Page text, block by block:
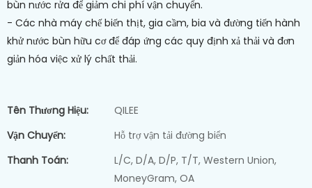
bùn nước rửa để giảm chi phí vận chuyển.
- Các nhà máy chế biến thịt, gia cầm, bia và đường tiến hành
khử nước bùn hữu cơ để đáp ứng các quy định xả thải và đơn
giản hóa việc xử lý chất thải.
Tên Thương Hiệu:
QILEE
Vận Chuyển:
Hỗ trợ vận tải đường biển
Thanh Toán:
L/C, D/A, D/P, T/T, Western Union,
MoneyGram, OA